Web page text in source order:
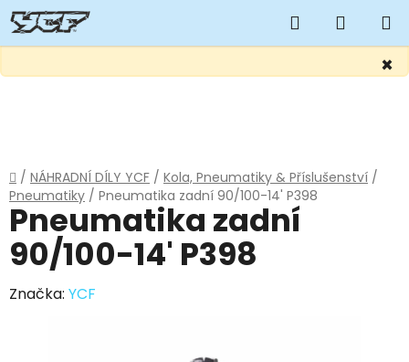
×
Hledat
KOŠÍK
Domů
/ NÁHRADNÍ DÍLY YCF / Kola, Pneumatiky & Příslušenství /
Pneumatiky / Pneumatika zadní 90/100-14' P398
Pneumatika zadní
90/100-14' P398
Značka: YCF